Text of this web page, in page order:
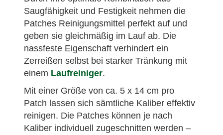
Saugfähigkeit und Festigkeit nehmen die
Patches Reinigungsmittel perfekt auf und
geben sie gleichmäßig im Lauf ab. Die
nassfeste Eigenschaft verhindert ein
Zerreißen selbst bei starker Tränkung mit
einem Laufreiniger.
Mit einer Größe von ca. 5 x 14 cm pro
Patch lassen sich sämtliche Kaliber effektiv
reinigen. Die Patches können je nach
Kaliber individuell zugeschnitten werden –